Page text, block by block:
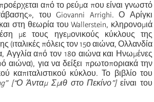
από το ρεύμα που είναι γνωστό
του Giovanni Arrighi. Ο Αρίγκι
στη θεωρία του Wallerstein, κληρονομιά
με τους ηγεμονικούς κύκλους της
(ιταλικές πόλεις τον 15ο αιώνα, Ολλανδία
Αγγλία από τον 18ο αιώνα και Ηνωμένες
αιώνα), για να δείξει πρωτοποριακά την
καπιταλιστικού κύκλου. Το βιβλίο του
[“Ο Άνταμ Σμιθ στο Πεκίνο”]είναι του